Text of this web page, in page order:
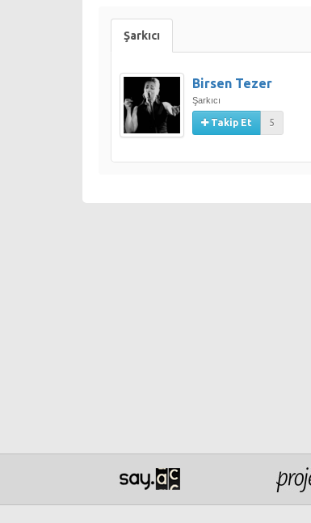
Şarkıcı
Birsen Tezer
Şarkıcı
Takip Et 5